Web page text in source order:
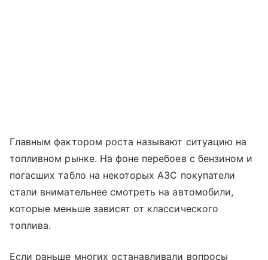
Главным фактором роста называют ситуацию на
топливном рынке. На фоне перебоев с бензином и
погасших табло на некоторых АЗС покупатели
стали внимательнее смотреть на автомобили,
которые меньше зависят от классического
топлива.
Если раньше многих останавливали вопросы